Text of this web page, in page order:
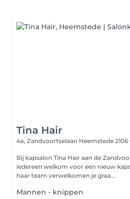
Tina Hair
4a, Zandvoortselaan Heemstede 2106
Bij kapsalon Tina Hair aan de
iedereen welkom voor een nieuw
haar team verwelkomen je graa...
Mannen - knippen